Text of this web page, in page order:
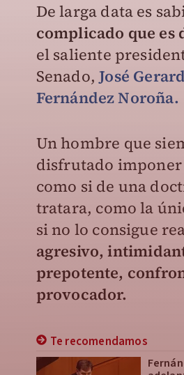
De larga data es
complicado que es
el saliente
Senado,José
Fernández Noroña.
Un hombre que
disfrutado imponer
como si de una
tratara, como la
si no lo consigue
agresivo,
prepotente,
provocador.
Te recomendamos